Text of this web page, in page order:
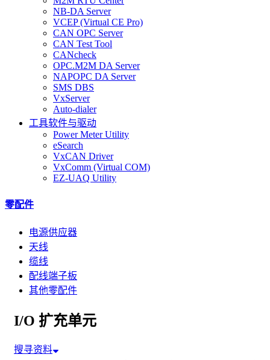
NB-DA Server
VCEP (Virtual CE Pro)
CAN OPC Server
CAN Test Tool
CANcheck
OPC.M2M DA Server
NAPOPC DA Server
SMS DBS
VxServer
Auto-dialer
工具软件与驱动
Power Meter Utility
eSearch
VxCAN Driver
VxComm (Virtual COM)
EZ-UAQ Utility
零配件
电源供应器
天线
缆线
配线端子板
其他零配件
I/O 扩充单元
搜寻资料